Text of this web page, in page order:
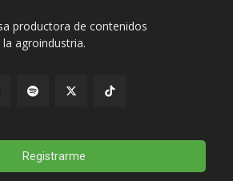
productora de contenidos
agroindustria.
Registrarme